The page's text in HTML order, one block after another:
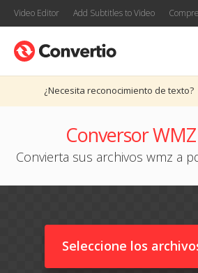
Video Editor Add Subtitles to Video
¿Necesita reconocimiento de texto?
Conversor
Convierta sus archivos wmz a
Seleccione los